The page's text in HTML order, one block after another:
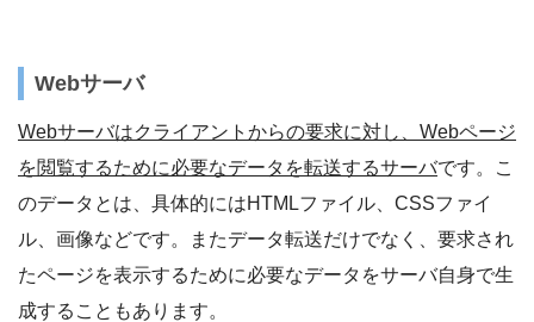
Webサーバ
Webサーバはクライアントからの要求に対し、Webページ
を閲覧するために必要なデータを転送するサーバです。こ
のデータとは、具体的にはHTMLファイル、CSSファイ
ル、画像などです。またデータ転送だけでなく、要求され
たページを表示するために必要なデータをサーバ自身で生
成することもあります。